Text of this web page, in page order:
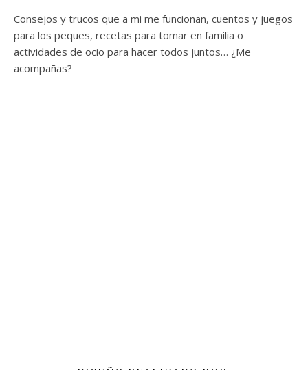
Consejos y trucos que a mi me funcionan, cuentos y juegos
para los peques, recetas para tomar en familia o
actividades de ocio para hacer todos juntos… ¿Me
acompañas?